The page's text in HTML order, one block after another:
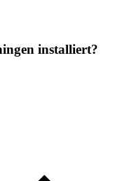
installiert?